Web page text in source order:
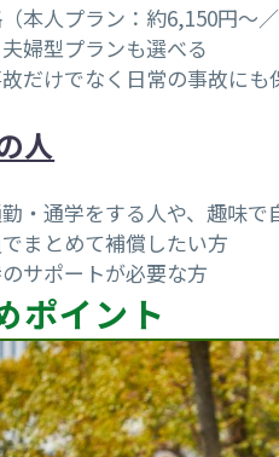
本人プラン：約6,150円〜／
婦型プランも選べる
だけでなく日常の事故にも
人
・通学をする人や、趣味で
まとめて補償したい方
サポートが必要な方
ポイント